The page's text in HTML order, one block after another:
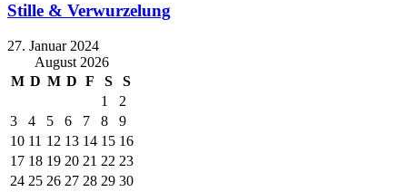
Stille & Verwurzelung
27. Januar 2024
August 2026
M D M D F S
S
1
2
3
4 5 6 7 8
9
10 11 12 13 14 15 16
17 18 19 20 21 22 23
24 25 26 27 28 29 30